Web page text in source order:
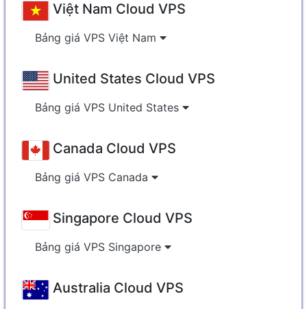
Việt Nam Cloud VPS
Bảng giá VPS Việt Nam
United States Cloud VPS
Bảng giá VPS United States
Canada Cloud VPS
Bảng giá VPS Canada
Singapore Cloud VPS
Bảng giá VPS Singapore
Australia Cloud VPS